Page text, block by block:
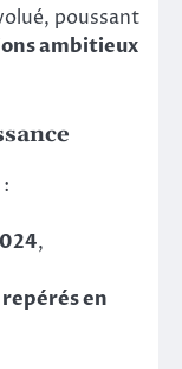
poussant
ambitieux
,
en